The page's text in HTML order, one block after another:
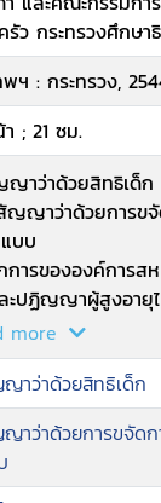
รัว กระทรวงศึกษา
ฯ : กระทรวง,
า ; 21 ซม.
าว่าด้วยสิทธิเด็ก
ญาว่าด้วยการขจั
บบ
ารขององค์การสห
ะปฏิญญาผู้สูงอา
ญาว่าด้วยสิทธิคนพิ
more
าว่าด้วยสิทธิเด็ก
าว่าด้วยการขจัด